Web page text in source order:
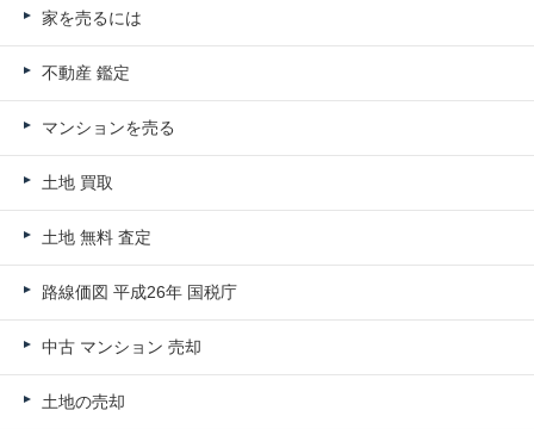
家を売るには
不動産 鑑定
マンションを売る
土地 買取
土地 無料 査定
路線価図 平成26年 国税庁
中古 マンション 売却
土地の売却